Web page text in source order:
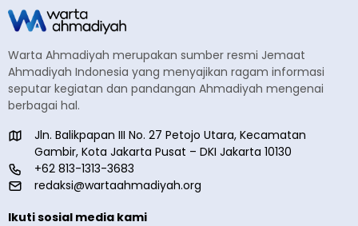
Warta Ahmadiyah merupakan sumber resmi Jemaat
Ahmadiyah Indonesia yang menyajikan ragam informasi
seputar kegiatan dan pandangan Ahmadiyah mengenai
berbagai hal.
Jln. Balikpapan III No. 27 Petojo Utara, Kecamatan
Gambir, Kota Jakarta Pusat – DKI Jakarta 10130
+62 813-1313-3683
redaksi@wartaahmadiyah.org
Ikuti sosial media kami